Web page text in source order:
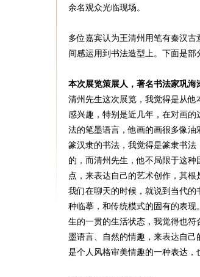
余名观众光临现场。
多位嘉宾认为王清州用笔有秦汉
间感运用到书法造型上。下面是部
本次展览策展人，著名书法家巩海
清州先生这次展览，我觉得是从
感兴趣，特别是近几年，在对画
法的笔墨语言，他画的画很多像
篆汉隶的书法，我觉得是篆隶书
的，而清州先生，他不局限于这
点，来表达自己的艺术创作，其
我们在聊天的时候，就说到当代
种临摹，和传统模式的固有的表
生的一贯的生活状态，我觉得也
墨语言、自然的情趣，来表达自
是个人风格审美情趣的一种表达，